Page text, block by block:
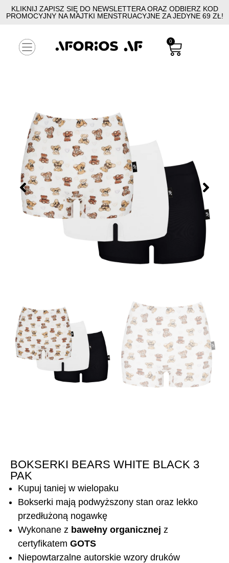
KLIKNIJ ZAPISZ SIĘ DO NEWSLETTERA ORAZ ODBIERZ KOD
PROMOCYJNY NA MAJTKI MENSTRUACYJNE ZA JEDYNE 69 ZŁ!
0
BOKSERKI BEARS WHITE BLACK 3
PAK
Kupuj taniej w wielopaku
Bokserki mają podwyższony stan oraz lekko
przedłużoną nogawkę
Wykonane z bawełny organicznej z
certyfikatem GOTS
Niepowtarzalne autorskie wzory druków